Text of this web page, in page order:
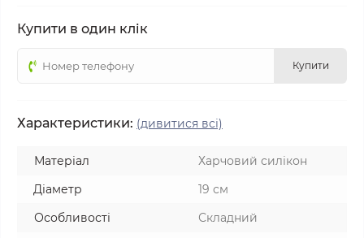
Купити в один клік
Купити
Характеристики: (дивитися всі)
Матеріал
Харчовий силікон
Діаметр
19 см
Особливості
Складний